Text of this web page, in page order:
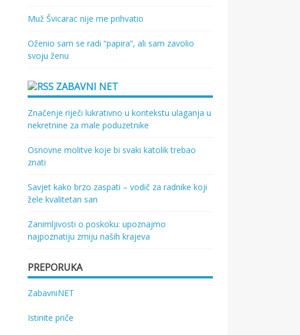
Muž Švicarac nije me prihvatio
Oženio sam se radi “papira”, ali sam zavolio
svoju ženu
ZABAVNI NET
Značenje riječi lukrativno u kontekstu ulaganja u
nekretnine za male poduzetnike
Osnovne molitve koje bi svaki katolik trebao
znati
Savjet kako brzo zaspati – vodič za radnike koji
žele kvalitetan san
Zanimljivosti o poskoku: upoznajmo
najpoznatiju zmiju naših krajeva
PREPORUKA
ZabavniNET
Istinite priče